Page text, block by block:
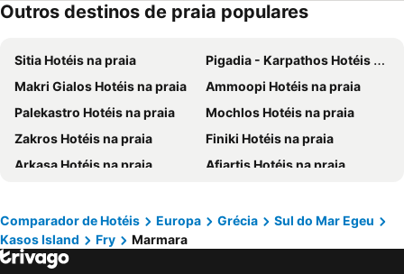
Outros destinos de praia populares
Sitia Hotéis na praia
Pigadia - Karpathos Hotéis na praia
Makri Gialos Hotéis na praia
Ammoopi Hotéis na praia
Palekastro Hotéis na praia
Mochlos Hotéis na praia
Zakros Hotéis na praia
Finiki Hotéis na praia
Arkasa Hotéis na praia
Afiartis Hotéis na praia
Kyra Panagia Hotéis na praia
Comparador de Hotéis Europa Grécia
Sul do Mar Egeu
Kasos Island
Fry Marmara